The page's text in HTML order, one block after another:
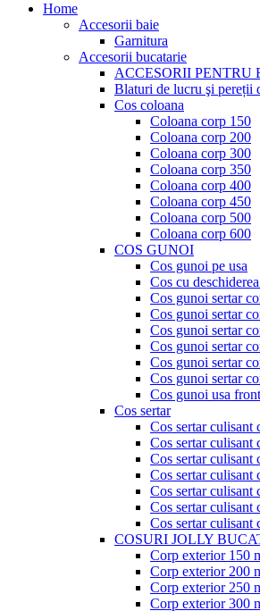
Home
Accesorii baie
Garnitura
Accesorii bucatarie
ACCESORII PENTRU
Blaturi de lucru şi pereții
Cos coloana
Coloana corp 150
Coloana corp 200
Coloana corp 300
Coloana corp 350
Coloana corp 400
Coloana corp 450
Coloana corp 500
Coloana corp 600
COS GUNOI
Cos gunoi pe usa
Cos cu
Cos gunoi sertar
Cos gunoi sertar
Cos gunoi sertar
Cos gunoi sertar
Cos gunoi sertar
Cos gunoi sertar
Cos gunoi usa front
Cos sertar
Cos sertar culisant
Cos sertar culisant
Cos sertar culisant
Cos sertar culisant
Cos sertar culisant
Cos sertar culisant
Cos sertar culisant
COSURI JOLLY
Corp exterior 150
Corp exterior 200
Corp exterior 250
Corp exterior 300